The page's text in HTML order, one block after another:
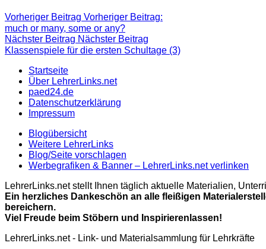
Vorheriger Beitrag Vorheriger Beitrag:
much or many, some or any?
Nächster Beitrag Nächster Beitrag
Klassenspiele für die ersten Schultage (3)
Startseite
Über LehrerLinks.net
paed24.de
Datenschutzerklärung
Impressum
Blogübersicht
Weitere LehrerLinks
Blog/Seite vorschlagen
Werbegrafiken & Banner – LehrerLinks.net verlinken
LehrerLinks.net stellt Ihnen täglich aktuelle Materialien,
Ein herzliches Dankeschön an alle fleißigen
bereichern.
Viel Freude beim Stöbern und Inspirierenlassen!
LehrerLinks.net - Link- und Materialsammlung für Lehrkräfte